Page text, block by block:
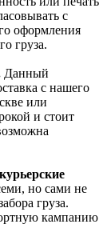
с
оформления
груза.
Данный
с нашего
или
и стоит
но сами не
груза.
кампанию